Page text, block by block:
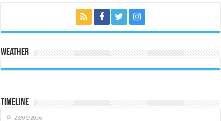
Weather
Timeline
23/06/2026